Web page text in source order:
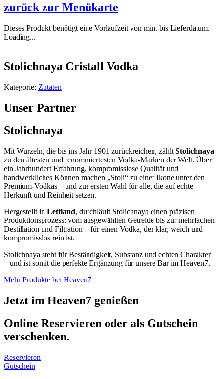
zurück zur Menükarte
Dieses Produkt benötigt eine Vorlaufzeit von min. bis Lieferdatum.
Loading...
Stolichnaya Cristall Vodka
Kategorie: Zutaten
Unser Partner
Stolichnaya
Mit Wurzeln, die bis ins Jahr 1901 zurückreichen, zählt Stolichnaya
zu den ältesten und renommiertesten Vodka-Marken der Welt. Über
ein Jahrhundert Erfahrung, kompromisslose Qualität und
handwerkliches Können machen „Stoli“ zu einer Ikone unter den
Premium-Vodkas – und zur ersten Wahl für alle, die auf echte
Herkunft und Reinheit setzen.
Hergestellt in Lettland, durchläuft Stolichnaya einen präzisen
Produktionsprozess: vom ausgewählten Getreide bis zur mehrfachen
Destillation und Filtration – für einen Vodka, der klar, weich und
kompromisslos rein ist.
Stolichnaya steht für Beständigkeit, Substanz und echten Charakter
– und ist somit die perfekte Ergänzung für unsere Bar im Heaven7.
Mehr Produkte bei Heaven7
Jetzt im Heaven7 genießen
Online Reservieren oder als Gutschein
verschenken.
Reservieren
Gutschein